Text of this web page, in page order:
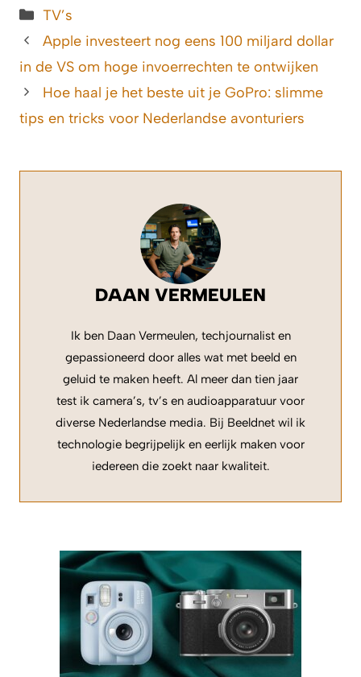
Categorieën
TV’s
Apple investeert nog eens 100 miljard dollar
in de VS om hoge invoerrechten te ontwijken
Hoe haal je het beste uit je GoPro: slimme
tips en tricks voor Nederlandse avonturiers
DAAN VERMEULEN
Ik ben Daan Vermeulen, techjournalist en
gepassioneerd door alles wat met beeld en
geluid te maken heeft. Al meer dan tien jaar
test ik camera’s, tv’s en audioapparatuur voor
diverse Nederlandse media. Bij Beeldnet wil ik
technologie begrijpelijk en eerlijk maken voor
iedereen die zoekt naar kwaliteit.